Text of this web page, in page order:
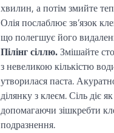
хвилин, а потім змийте
Олія послаблює зв’язок
що полегшує його
Пілінг сіллю.Змішайте
з невеликою кількістю
утворилася паста.
ділянку з клеєм. Сіль діє
допомагаючи зішкребти
подразнення.